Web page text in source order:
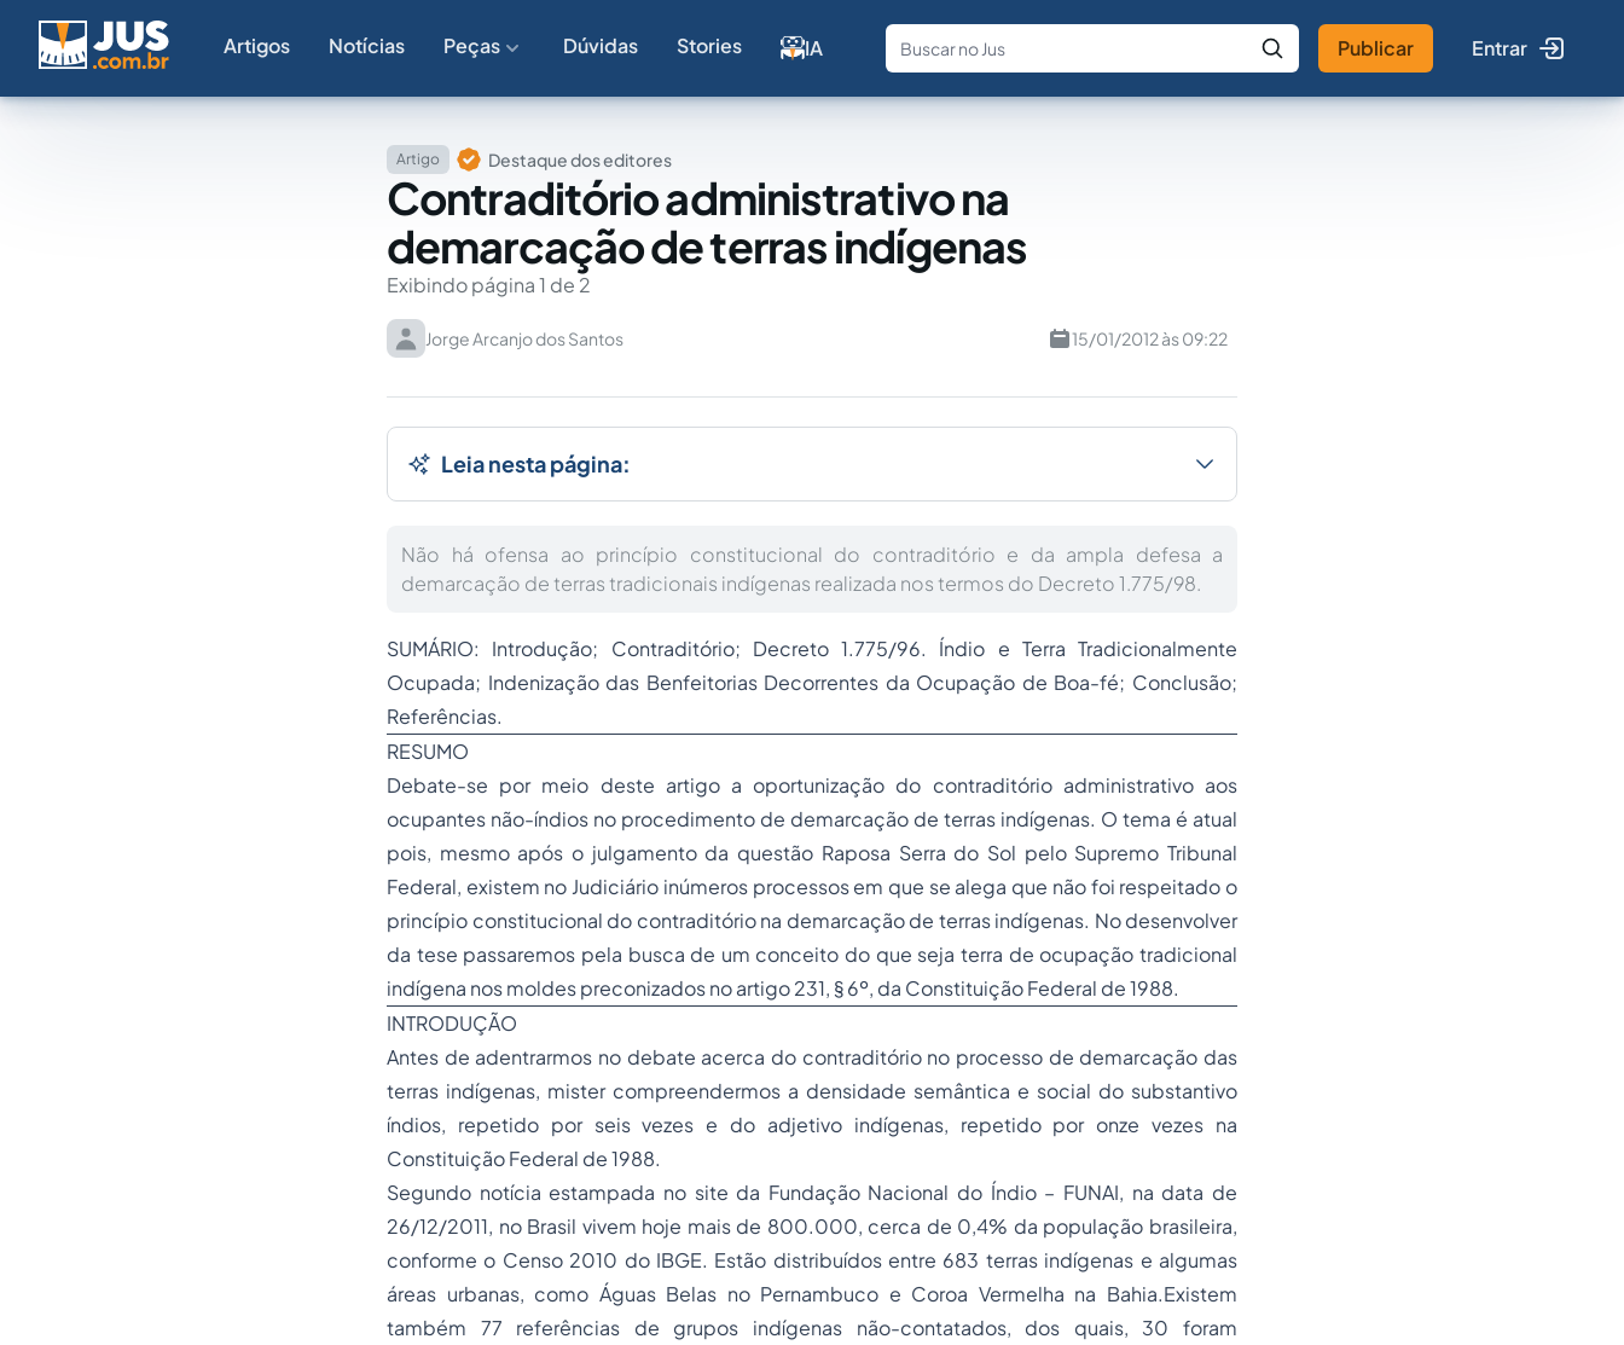
Artigos Notícias Peças Dúvidas Stories IA
Fale com a IA Buscar no Jus
Publicar Entrar
Artigo Destaque dos editores
Contraditório administrativo na
demarcação de terras indígenas
Exibindo página 1 de 2
Jorge Arcanjo dos Santos 15/01/2012 às 09:22
Leia nesta página:
Não há ofensa ao princípio constitucional do contraditório e da ampla defesa a
demarcação de terras tradicionais indígenas realizada nos termos do Decreto 1.775/98.
SUMÁRIO: Introdução; Contraditório; Decreto 1.775/96. Índio e Terra Tradicionalmente
Ocupada; Indenização das Benfeitorias Decorrentes da Ocupação de Boa-fé; Conclusão;
Referências.
RESUMO
Debate-se por meio deste artigo a oportunização do contraditório administrativo aos
ocupantes não-índios no procedimento de demarcação de terras indígenas. O tema é atual
pois, mesmo após o julgamento da questão Raposa Serra do Sol pelo Supremo Tribunal
Federal, existem no Judiciário inúmeros processos em que se alega que não foi respeitado o
princípio constitucional do contraditório na demarcação de terras indígenas. No desenvolver
da tese passaremos pela busca de um conceito do que seja terra de ocupação tradicional
indígena nos moldes preconizados no artigo 231, § 6º, da Constituição Federal de 1988.
INTRODUÇÃO
Antes de adentrarmos no debate acerca do contraditório no processo de demarcação das
terras indígenas, mister compreendermos a densidade semântica e social do substantivo
índios, repetido por seis vezes e do adjetivo indígenas, repetido por onze vezes na
Constituição Federal de 1988.
Segundo notícia estampada no site da Fundação Nacional do Índio – FUNAI, na data de
26/12/2011, no Brasil vivem hoje mais de 800.000, cerca de 0,4% da população brasileira,
conforme o Censo 2010 do IBGE. Estão distribuídos entre 683 terras indígenas e algumas
áreas urbanas, como Águas Belas no Pernambuco e Coroa Vermelha na Bahia.Existem
também 77 referências de grupos indígenas não-contatados, dos quais, 30 foram